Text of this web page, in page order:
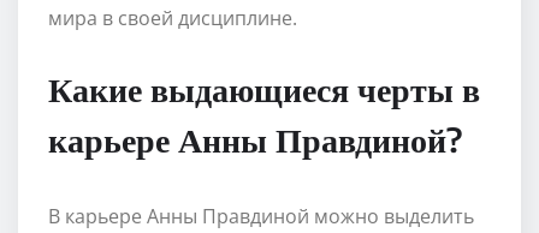
мира в своей дисциплине.
Какие выдающиеся черты в
карьере Анны Правдиной?
В карьере Анны Правдиной можно выделить